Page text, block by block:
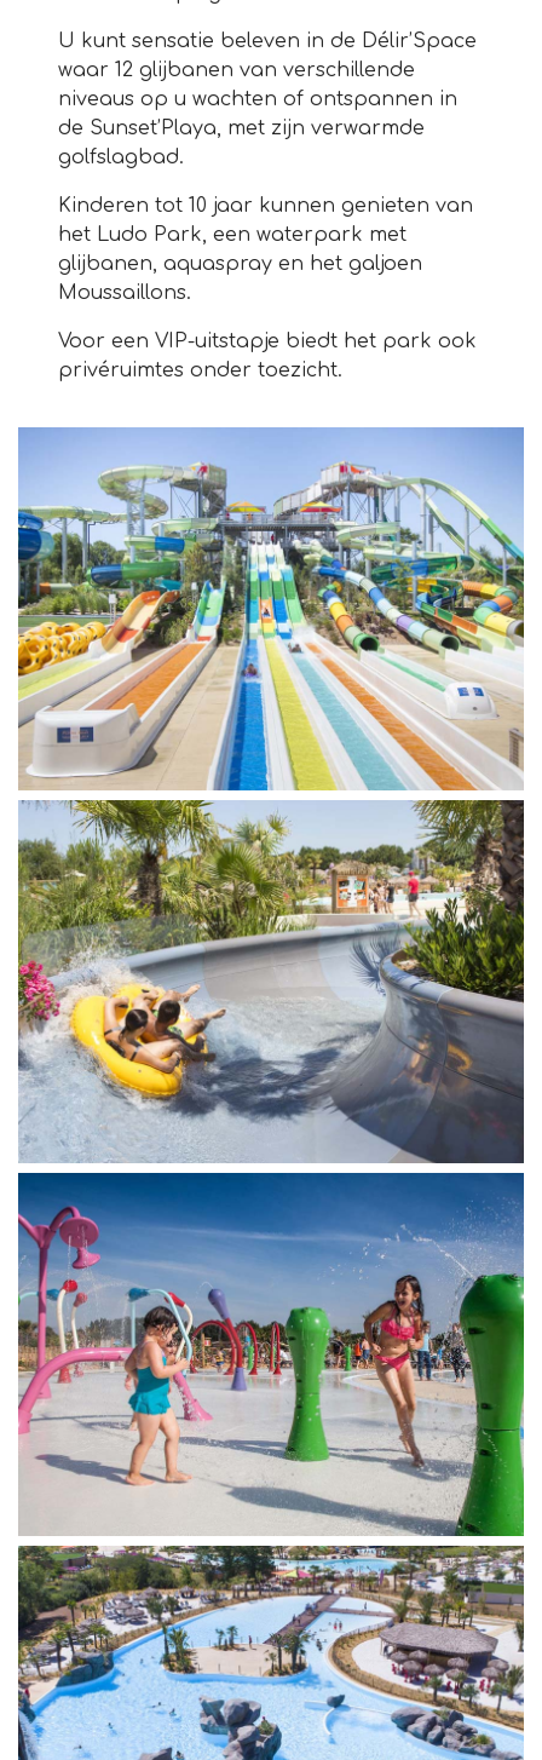
U kunt sensatie beleven in de Délir’Space
waar 12 glijbanen van verschillende
niveaus op u wachten of ontspannen in
de Sunset’Playa, met zijn verwarmde
golfslagbad.
Kinderen tot 10 jaar kunnen genieten van
het Ludo Park, een waterpark met
glijbanen, aquaspray en het galjoen
Moussaillons.
Voor een VIP-uitstapje biedt het park ook
privéruimtes onder toezicht.